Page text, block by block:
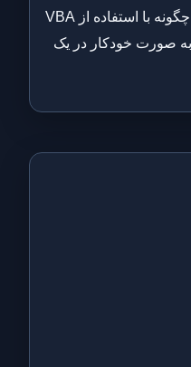
در این راهنمای جامع، یاد می‌گیرید چگونه با استفاده از VBA
صورت خودکار در یک